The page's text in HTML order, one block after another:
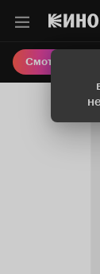
Смотреть кино